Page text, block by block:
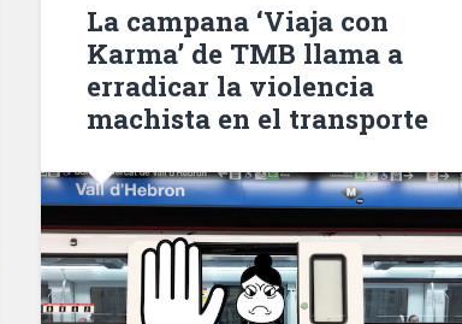
La campana ‘Viaja con
Karma’ de TMB llama a
erradicar la violencia
machista en el transporte